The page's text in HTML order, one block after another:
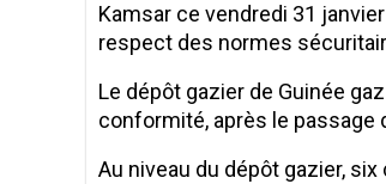
Kamsar ce vendredi 31
respect des normes
Le dépôt gazier de Guinée
conformité, après le passage
Au niveau du dépôt gazier,